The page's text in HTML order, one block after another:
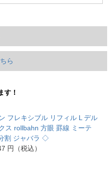
ら
す！
フレキシブル リフィル L デル
ス rollbahn 方眼 罫線 ミーテ
割 ジャバラ ◇
円（税込）